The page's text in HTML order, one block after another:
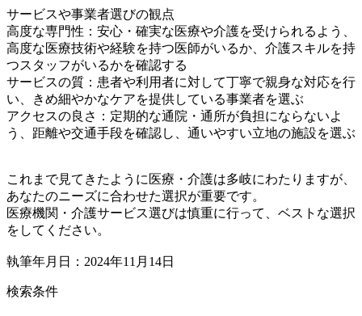
サービスや事業者選びの観点
高度な専門性：安心・確実な医療や介護を受けられるよう、
高度な医療技術や経験を持つ医師がいるか、介護スキルを持
つスタッフがいるかを確認する
サービスの質：患者や利用者に対して丁寧で親身な対応を行
い、きめ細やかなケアを提供している事業者を選ぶ
アクセスの良さ：定期的な通院・通所が負担にならないよ
う、距離や交通手段を確認し、通いやすい立地の施設を選ぶ
これまで見てきたように医療・介護は多岐にわたりますが、
あなたのニーズに合わせた選択が重要です。
医療機関・介護サービス選びは慎重に行って、ベストな選択
をしてください。
執筆年月日：2024年11月14日
検索条件